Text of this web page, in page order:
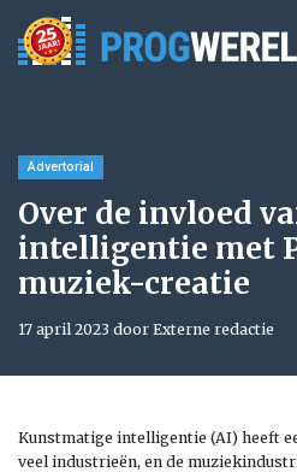
Advertorial
Over de invloed
intelligentie met
muziek-creatie
17 april 2023 door Externe redactie
Kunstmatige intelligentie (AI) heeft
veel industrieën, en de